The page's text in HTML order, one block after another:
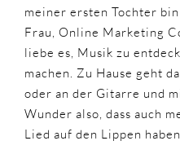
meiner ersten Tochter
Frau, Online Marketing
liebe es, Musik zu
machen. Zu Hause geht
oder an der Gitarre und
Wunder also, dass auch
Lied auf den Lippen